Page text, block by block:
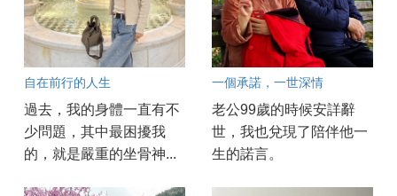
自在前行的人生
過去，我的身體一直有不
少問題，其中最困擾我
的，就是嚴重的坐骨神...
一個承諾，一世深情
老公99歲的時候安詳辭
世，我也兌現了陪伴他一
生的諾言。